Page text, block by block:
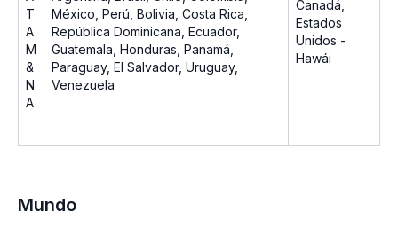
T
A
M
&
N
A
México, Perú, Bolivia, Costa Rica,
República Dominicana, Ecuador,
Guatemala, Honduras, Panamá,
Paraguay, El Salvador, Uruguay,
Venezuela
Canadá,
Estados
Unidos -
Hawái
Mundo